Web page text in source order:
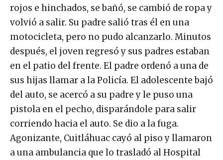
rojos e hinchados, se bañó, se cambió de ropa y
volvió a salir. Su padre salió tras él en una
motocicleta, pero no pudo alcanzarlo. Minutos
después, el joven regresó y sus padres estaban
en el patio del frente. El padre ordenó a una de
sus hijas llamar a la Policía. El adolescente bajó
del auto, se acercó a su padre y le puso una
pistola en el pecho, disparándole para salir
corriendo hacia el auto. Se dio a la fuga.
Agonizante, Cuitláhuac cayó al piso y llamaron
a una ambulancia que lo trasladó al Hospital